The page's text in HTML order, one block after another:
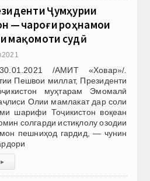
Ҷумҳурии
— чароғи роҳнамои
мақомоти судӣ
2021
/АМИТ «Ховар»/.
Пешвои миллат, Президенти
муҳтарам Эмомалӣ
Олии мамлакат дар соли
шарифи Тоҷикистон воқеан
солгарди истиқлолу озодии
пешниҳод гардид, — чунин
▸